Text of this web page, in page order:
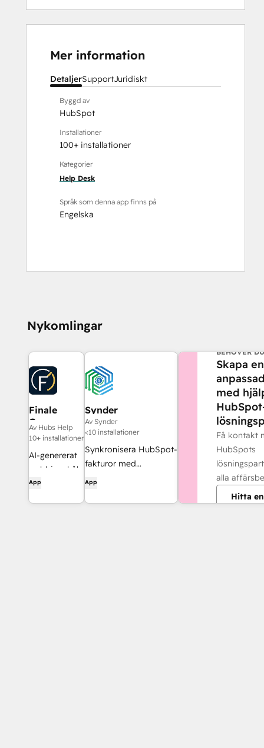
Mer information
DetaljerSupportJuridiskt
Byggd av
HubSpot
Installationer
100+ installationer
Kategorier
Help Desk
Språk som denna app finns på
Engelska
Nykomlingar
Finale
Composer
Av Hubs Help
10+ installationer
AI-genererat
webbinnehåll,
utvecklat för
App
Synder
Av Synder
<10 installationer
Synkronisera HubSpot-
fakturor med
QuickBooks, NetSuite
periodiseringsprincipen
App
BEHÖVER
Skapa en
med
Få kontakt
HubSpots
alla
Hitta